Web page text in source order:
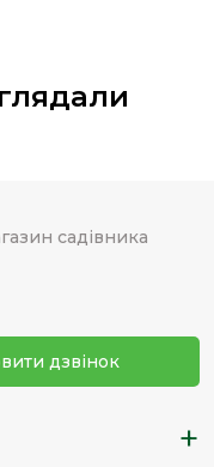
садівника
дзвінок
+